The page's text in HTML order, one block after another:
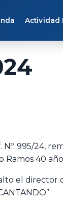
Actividad
Nº. 995/24,
40
el director